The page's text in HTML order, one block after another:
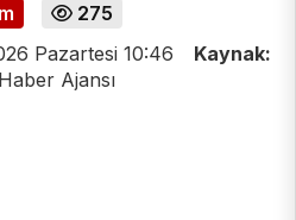
275
Pazartesi 10:46
Kaynak:
Ajansı